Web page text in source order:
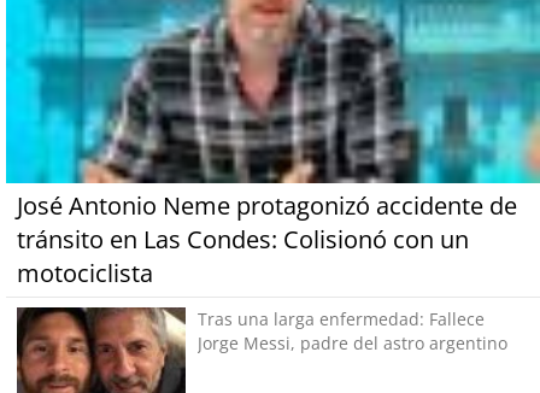
José Antonio Neme protagonizó accidente de
tránsito en Las Condes: Colisionó con un
motociclista
Tras una larga enfermedad: Fallece
Jorge Messi, padre del astro argentino